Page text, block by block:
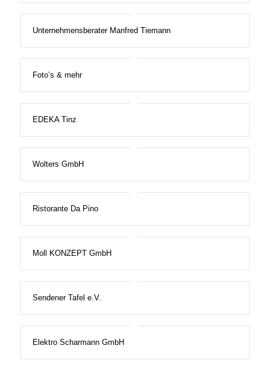
Unternehmensberater Manfred Tiemann
Foto’s & mehr
EDEKA Tinz
Wolters GmbH
Ristorante Da Pino
Moll KONZEPT GmbH
Sendener Tafel e.V.
Elektro Scharmann GmbH